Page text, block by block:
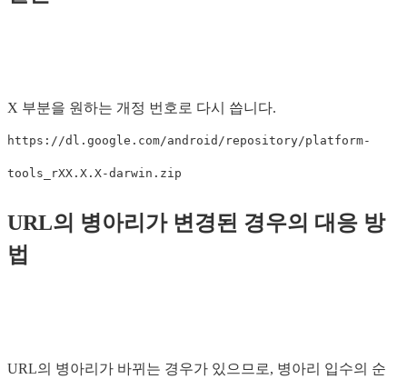
X 부분을 원하는 개정 번호로 다시 씁니다.
https://dl.google.com/android/repository/platform-
tools_rXX.X.X-darwin.zip
URL의 병아리가 변경된 경우의 대응 방
법
URL의 병아리가 바뀌는 경우가 있으므로, 병아리 입수의 순